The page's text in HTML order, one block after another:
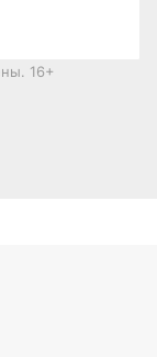
16+